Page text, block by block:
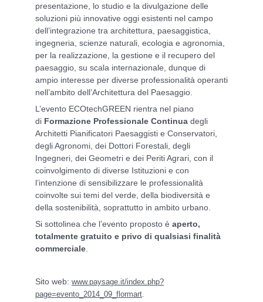
presentazione, lo studio e la divulgazione delle
soluzioni più innovative oggi esistenti nel campo
dell’integrazione tra architettura, paesaggistica,
ingegneria, scienze naturali, ecologia e agronomia,
per la realizzazione, la gestione e il recupero del
paesaggio, su scala internazionale, dunque di
ampio interesse per diverse professionalità operanti
nell’ambito dell’Architettura del Paesaggio.
L’evento ECOtechGREEN rientra nel piano
di Formazione Professionale Continua degli
Architetti Pianificatori Paesaggisti e Conservatori,
degli Agronomi, dei Dottori Forestali, degli
Ingegneri, dei Geometri e dei Periti Agrari, con il
coinvolgimento di diverse Istituzioni e con
l’intenzione di sensibilizzare le professionalità
coinvolte sui temi del verde, della biodiversità e
della sostenibilità, soprattutto in ambito urbano.
Si sottolinea che l’evento proposto è aperto,
totalmente gratuito e privo di qualsiasi finalità
commerciale
Sito web: www.paysage.it/index.php?
page=evento_2014_09_flormart